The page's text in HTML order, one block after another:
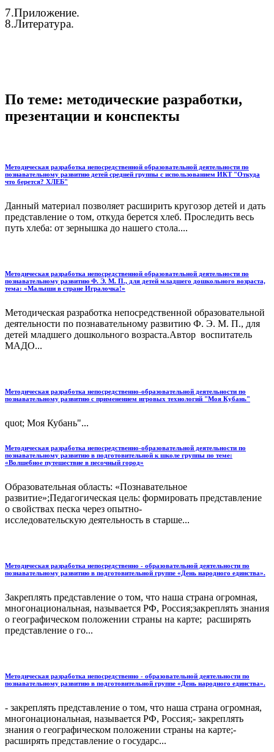
7.Приложение.
8.Литература.
По теме: методические разработки,
презентации и конспекты
Методическая разработка непосредственной образовательной деятельности по
познавательному развитию детей средней группы с использованием ИКТ "Откуда
что берется? ХЛЕБ"
Данный материал позволяет расширить кругозор детей и дать
представление о том, откуда берется хлеб. Проследить весь
путь хлеба: от зернышка до нашего стола....
Методическая разработка непосредственной образовательной деятельности по
познавательному развитию Ф. Э. М. П., для детей младшего дошкольного возраста,
тема: «Малыши в стране Игралочка!»
Методическая разработка непосредственной образовательной
деятельности по познавательному развитию Ф. Э. М. П., для
детей младшего дошкольного возраста.Автор воспитатель
МАДО...
Методическая разработка непосредственно-образовательной деятельности по
познавательному развитию с применением игровых технологий "Моя Кубань"
quot; Моя Кубань"...
Методическая разработка непосредственно-образовательной деятельности по
познавательному развитию в подготовительной к школе группы по теме:
«Волшебное путешествие в песочный город»
Образовательная область: «Познавательное
развитие»;Педагогическая цель: формировать представление
о свойствах песка через опытно-
исследовательскую деятельность в старше...
Методическая разработка непосредственно - образовательной деятельности по
познавательному развитию в подготовительной группе «День народного единства».
Закреплять представление о том, что наша страна огромная,
многонациональная, называется РФ, Россия;закреплять знания
о географическом положении страны на карте; расширять
представление о го...
Методическая разработка непосредственно - образовательной деятельности по
познавательному развитию в подготовительной группе «День народного единства».
- закреплять представление о том, что наша страна огромная,
многонациональная, называется РФ, Россия;- закреплять
знания о географическом положении страны на карте;-
расширять представление о государс...